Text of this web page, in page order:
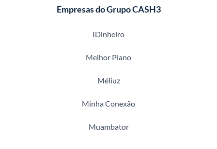
Empresas do Grupo CASH3
IDinheiro
Melhor Plano
Méliuz
Minha Conexão
Muambator